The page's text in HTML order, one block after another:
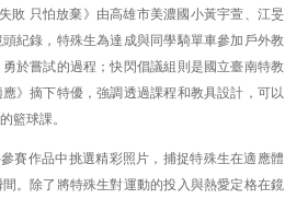
敗 只怕放棄》由高雄市美濃國小黃宇萱、江旻
紀錄，特殊生為達成與同學騎單車參加戶外教
於嘗試的過程；快閃倡議組則是國立臺南特教
》摘下特優，強調透過課程和教具設計，可以
籃球課。
賽作品中挑選精彩照片，捕捉特殊生在適應體
。除了將特殊生對運動的投入與熱愛定格在鏡